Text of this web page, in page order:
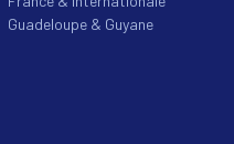
Guadeloupe & Guyane